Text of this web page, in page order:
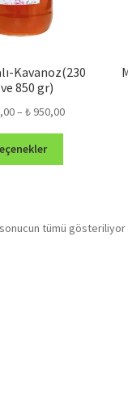
Kavanoz(230
850 gr)
–₺ 950,00Fiyat
var.
tümü gösteriliyor